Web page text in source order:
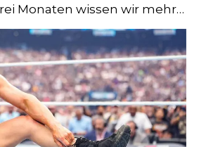
Monaten wissen wir mehr…